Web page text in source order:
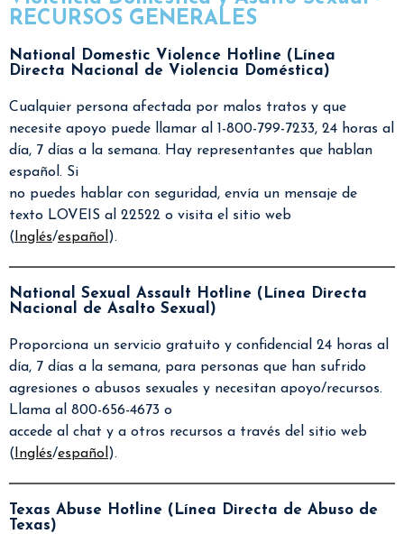
RECURSOS GENERALES
National Domestic Violence Hotline (Línea
Directa Nacional de Violencia Doméstica)
Cualquier persona afectada por malos tratos y que
necesite apoyo puede llamar al 1-800-799-7233, 24 horas al
día, 7 días a la semana. Hay representantes que hablan
español. Si
no puedes hablar con seguridad, envía un mensaje de
texto LOVEIS al 22522 o visita el sitio web
( Inglés/español ).
National Sexual Assault Hotline (Línea Directa
Nacional de Asalto Sexual)
Proporciona un servicio gratuito y confidencial 24 horas al
día, 7 días a la semana, para personas que han sufrido
agresiones o abusos sexuales y necesitan apoyo/recursos.
Llama al 800-656-4673 o
accede al chat y a otros recursos a través del sitio web
( Inglés/español ).
Texas Abuse Hotline (Línea Directa de Abuso de
Texas)